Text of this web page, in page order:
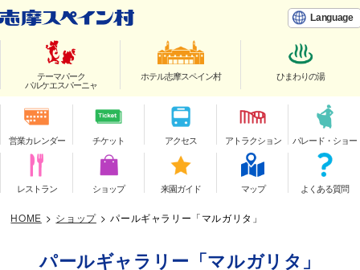
Language
テーマパーク
パルケエスパーニャ
ホテル志摩スペイン村 ひまわりの湯
営業カレンダー チケット アクセス アトラクション パレード・ショー
レストラン ショップ 来園ガイド マップ よくある質問
HOME > ショップ > パールギャラリー「マルガリタ」
パールギャラリー「マルガリタ」